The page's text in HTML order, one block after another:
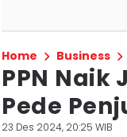
Home Business
PPN Naik
Pede
23 Des 2024, 20:25 WIB